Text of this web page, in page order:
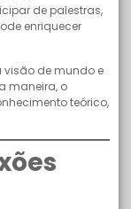
de palestras,
enriquecer
visão de mundo e
maneira, o
teórico,